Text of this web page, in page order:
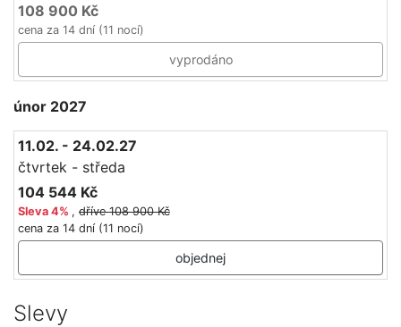
108 900 Kč
cena za 14 dní (11 nocí)
vyprodáno
únor 2027
11.02. - 24.02.27
čtvrtek - středa
104 544 Kč
Sleva 4% , dříve 108 900 Kč
cena za 14 dní (11 nocí)
objednej
Slevy